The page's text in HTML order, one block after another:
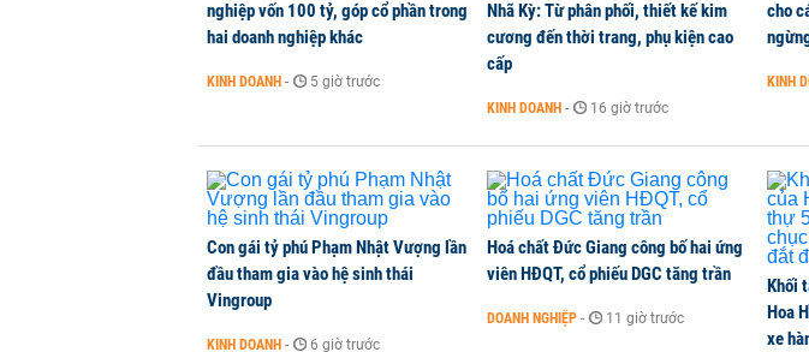
nghiệp vốn 100 tỷ, góp cổ phần trong
hai doanh nghiệp khác
KINH DOANH - 5 giờ trước
Nhã Kỳ: Từ phân phối, thiết kế kim
cương đến thời trang, phụ kiện cao
cấp
KINH DOANH - 16 giờ trước
cho
KINH
Con gái tỷ phú Phạm Nhật Vượng lần
đầu tham gia vào hệ sinh thái
Vingroup
KINH DOANH - 6 giờ trước
Hoá chất Đức Giang công bố hai ứng
viên HĐQT, cổ phiếu DGC tăng trần
DOANH NGHIỆP - 11 giờ trước
Khối
Hoa
xe